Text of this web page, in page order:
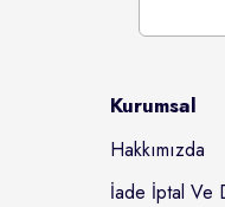
Kurumsal
Hakkımızda
İade İptal Ve